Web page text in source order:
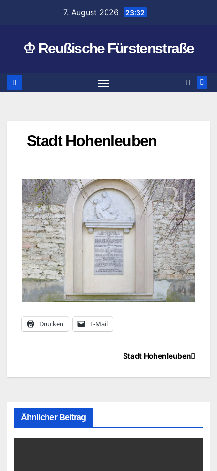
7. August 2026 23:32
♔ Reußische Fürstenstraße
Stadt Hohenleuben
Drucken E-Mail
BeitragsnavigationStadt Hohenleuben
Ähnlicher Beitrag